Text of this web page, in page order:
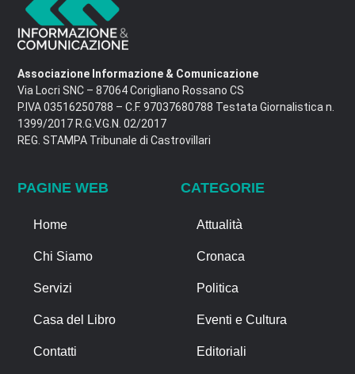
Associazione Informazione & Comunicazione
Via Locri SNC – 87064 Corigliano Rossano CS
P.IVA 03516250788 – C.F. 97037680788 Testata Giornalistica n.
1399/2017 R.G.V.G.N. 02/2017
REG. STAMPA Tribunale di Castrovillari
PAGINE WEB
Home
Chi Siamo
Servizi
Casa del Libro
Contatti
CATEGORIE
Attualità
Cronaca
Politica
Eventi e Cultura
Editoriali